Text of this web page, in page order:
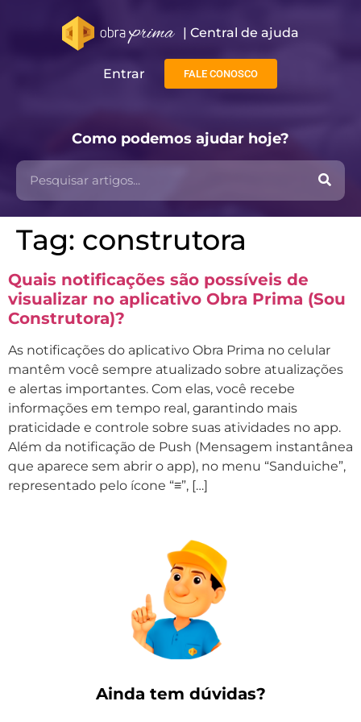
| Central de ajuda​
Entrar FALE CONOSCO
Como podemos ajudar hoje?
Tag: construtora
Quais notificações são possíveis de
visualizar no aplicativo Obra Prima (Sou
Construtora)?
As notificações do aplicativo Obra Prima no celular
mantêm você sempre atualizado sobre atualizações
e alertas importantes. Com elas, você recebe
informações em tempo real, garantindo mais
praticidade e controle sobre suas atividades no app.
Além da notificação de Push (Mensagem instantânea
que aparece sem abrir o app), no menu “Sanduiche”,
representado pelo ícone “≡”, […]
Ainda tem dúvidas?